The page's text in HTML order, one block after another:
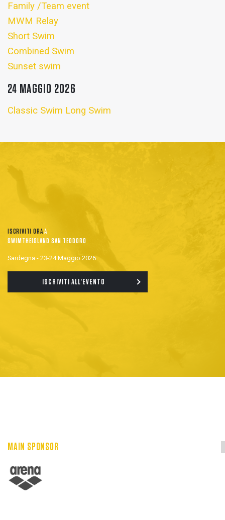
Family /Team event
MWM Relay
Short Swim
Combined Swim
Sunset swim
24 MAGGIO 2026
Classic Swim Long Swim
ISCRIVITI ORAA
SWIMTHEISLAND SAN TEODORO
Sardegna - 23-24 Maggio 2026
ISCRIVITI ALL'EVENTO
MAIN SPONSOR